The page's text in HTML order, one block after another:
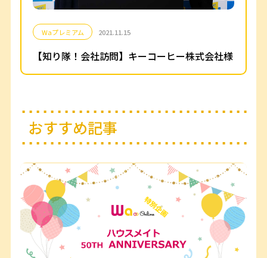
Waプレミアム 2021.11.15
【知り隊！会社訪問】キーコーヒー株式会社様
おすすめ記事